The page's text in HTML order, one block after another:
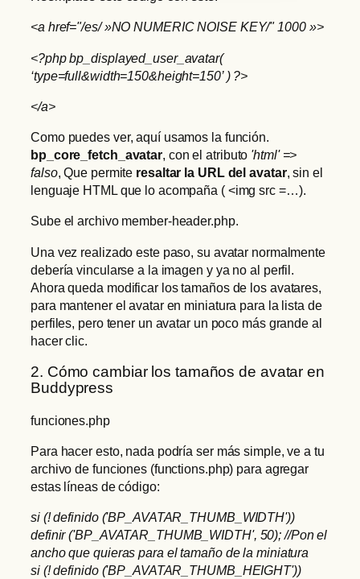
<a href="/es/ »NO NUMERIC NOISE KEY/" 1000 »>
<?php bp_displayed_user_avatar(
‘type=full&width=150&height=150’ ) ?>
</a>
Como puedes ver, aquí usamos la función.
bp_core_fetch_avatar, con el atributo 'html' =>
falso, Que permite resaltar la URL del avatar, sin el
lenguaje HTML que lo acompaña ( <img src =…).
Sube el archivo member-header.php.
Una vez realizado este paso, su avatar normalmente
debería vincularse a la imagen y ya no al perfil.
Ahora queda modificar los tamaños de los avatares,
para mantener el avatar en miniatura para la lista de
perfiles, pero tener un avatar un poco más grande al
hacer clic.
2. Cómo cambiar los tamaños de avatar en
Buddypress
funciones.php
Para hacer esto, nada podría ser más simple, ve a tu
archivo de funciones (functions.php) para agregar
estas líneas de código:
si (! definido ('BP_AVATAR_THUMB_WIDTH'))
definir ('BP_AVATAR_THUMB_WIDTH', 50); //Pon el
ancho que quieras para el tamaño de la miniatura
si (! definido ('BP_AVATAR_THUMB_HEIGHT'))